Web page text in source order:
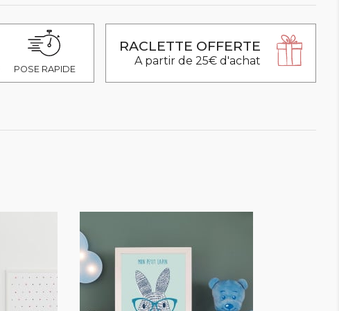
POSE RAPIDE
RACLETTE OFFERTE
A partir de 25€ d'achat